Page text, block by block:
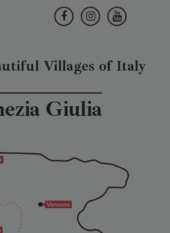
Villages of Italy
Giulia